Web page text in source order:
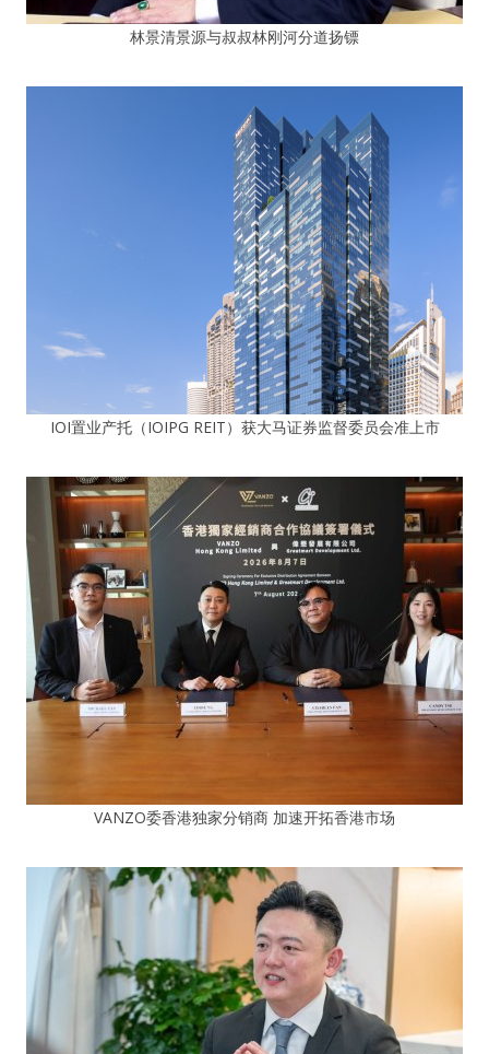
林景清景源与叔叔林刚河分道扬镖
IOI置业产托（IOIPG REIT）获大马证券监督委员会准上市
VANZO委香港独家分销商 加速开拓香港市场